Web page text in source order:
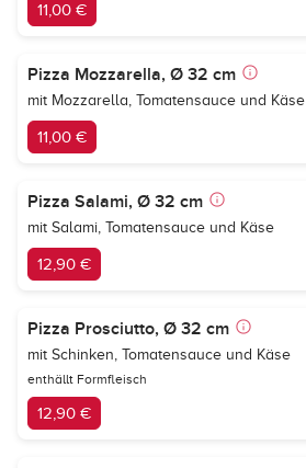
11,00 €
Pizza Mozzarella, Ø 32 cm
mit Mozzarella, Tomatensauce und Käse
11,00 €
Pizza Salami, Ø 32 cm
mit Salami, Tomatensauce und Käse
12,90 €
Pizza Prosciutto, Ø 32 cm
mit Schinken, Tomatensauce und Käse
enthällt Formfleisch
12,90 €